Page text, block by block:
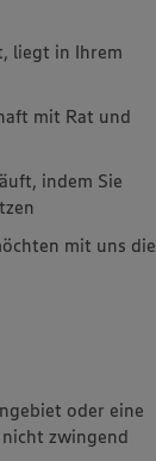
liegt in Ihrem
mit Rat und
indem Sie
mit uns die
oder eine
zwingend